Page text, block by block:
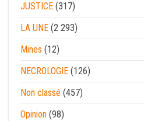
JUSTICE (317)
LA UNE (2 293)
Mines (12)
NECROLOGIE (126)
Non classé (457)
Opinion (98)